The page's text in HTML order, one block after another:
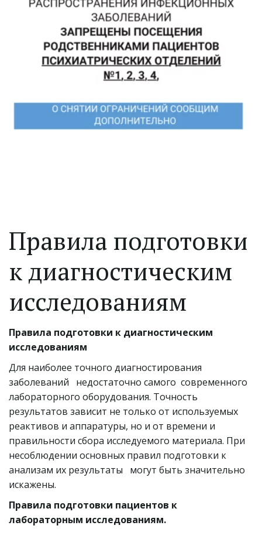
Правила подготовки
к диагностическим
исследованиям
Правила подготовки к диагностическим
исследованиям
Для наиболее точного диагностирования
заболеваний   недостаточно самого  современного
лабораторного оборудования. Точность
результатов зависит не только от используемых
реактивов и аппаратуры, но и от времени и
правильности сбора исследуемого материала. При
несоблюдении основных правил подготовки к
анализам их результаты   могут быть значительно
искажены.
Правила подготовки пациентов к
лабораторным исследованиям.